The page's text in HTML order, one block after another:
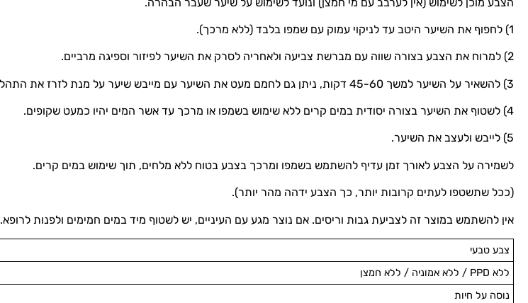
1) לחפוף את השיער היטב עד לניקוי עמוק עם שמפו בלבד (ללא מרכך).
2) למרוח את הצבע בצורה שווה עם מברשת צביעה ולאחריה לסרק את השיער לפיזור וספיגה מרביים.
3) להשאיר על השיער למשך 45-60 דקות, ניתן גם לחמם מעט את השיער עם מייבש שיער על מנת לזרז את התהליך.
4) לשטוף את השיער בצורה יסודית במים קרים ללא שימוש בשמפו או מרכך עד אשר המים יהיו כמעט שקופים.
5) לייבש ולעצב את השיער.
לשמירה על הצבע לאורך זמן עדיף להשתמש בשמפו ומרכך בצבע בטוח ללא מלחים, תוך שימוש במים קרים.
(ככל שתשטפו לעתים קרובות יותר, כך הצבע ידהה מהר יותר).
אין להשתמש במוצר זה לצביעת גבות וריסים. אם נוצר מגע עם העיניים, יש לשטוף מיד במים חמימים ולפנות לרופא.
צבע טבעי
ללא PPD / ללא אמוניה / ללא חמצן
נוסה על חיות